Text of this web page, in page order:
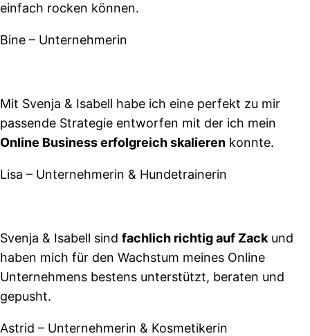
einfach rocken können.
Bine – Unternehmerin
Mit Svenja & Isabell habe ich eine perfekt zu mir
passende Strategie entworfen mit der ich mein
Online Business erfolgreich skalieren konnte.
Lisa – Unternehmerin & Hundetrainerin
Svenja & Isabell sind fachlich richtig auf Zack und
haben mich für den Wachstum meines Online
Unternehmens bestens unterstützt, beraten und
gepusht.
Astrid – Unternehmerin & Kosmetikerin